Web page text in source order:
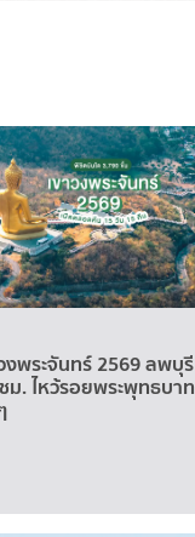
งพระจันทร์ 2569 ลพบุรี
ม. ไหว้รอยพระพุทธบาท